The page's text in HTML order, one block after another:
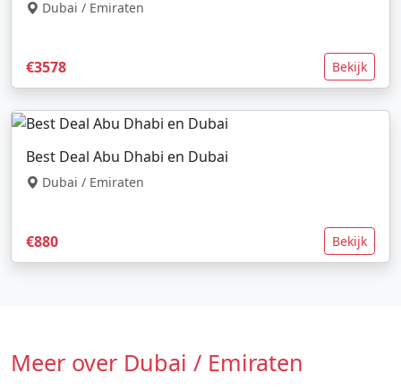
Dubai / Emiraten
€3578 Bekijk
Best Deal Abu Dhabi en Dubai
Dubai / Emiraten
€880 Bekijk
Meer over Dubai / Emiraten